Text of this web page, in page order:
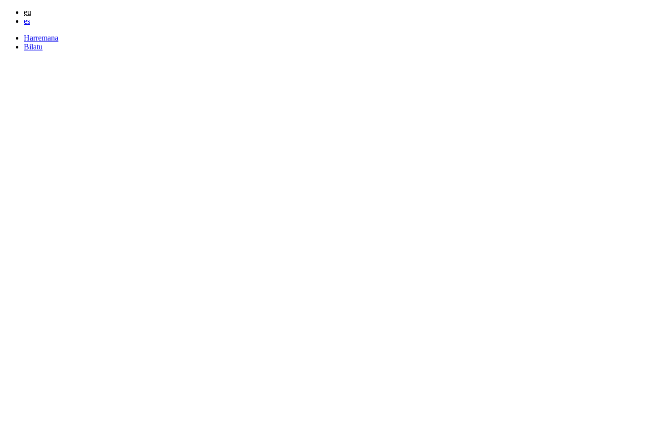
eu
es
Harremana
Bilatu